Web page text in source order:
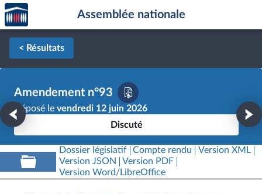
Aller au contenu
Aller en bas de la page
Accèder
à la
page
d'accueil
Assemblée nationale
< Résultats
Amendement n°93
Déposé le vendredi 12 juin 2026
Discuté
Dossier législatif Compte rendu
Version XML
Version JSON
Version PDF
Version Word/LibreOffice